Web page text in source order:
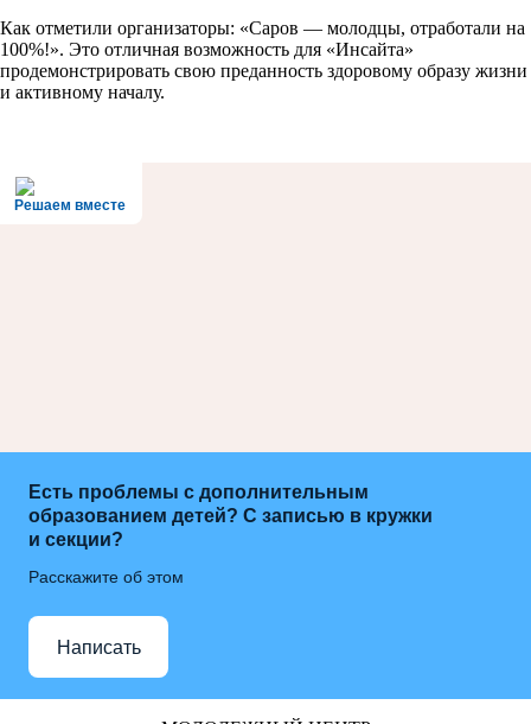
Как отметили организаторы: «Саров — молодцы, отработали на
100%!». Это отличная возможность для «Инсайта»
продемонстрировать свою преданность здоровому образу жизни
и активному началу.
Решаем вместе
Есть проблемы с дополнительным
образованием детей? С записью в кружки
и секции?
Расскажите об этом
Написать